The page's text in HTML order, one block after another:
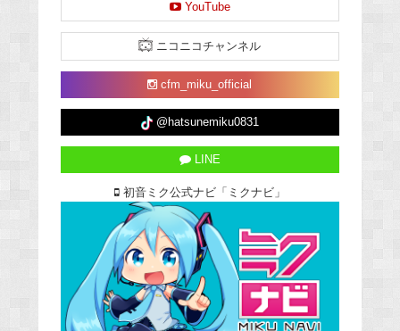
YouTube
ニコニコチャンネル
cfm_miku_official
@hatsunemiku0831
LINE
初音ミク公式ナビ「ミクナビ」